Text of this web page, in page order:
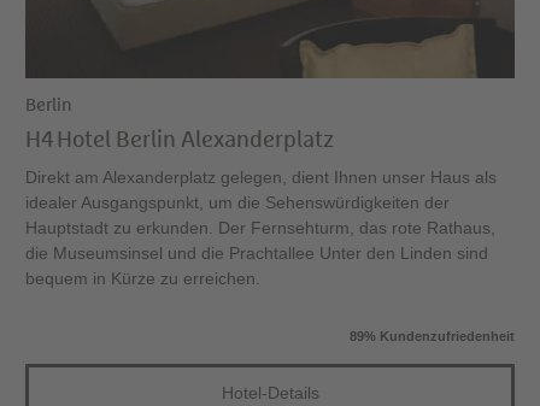
Berlin
H4 Hotel Berlin Alexanderplatz
Direkt am Alexanderplatz gelegen, dient Ihnen unser Haus als
idealer Ausgangspunkt, um die Sehenswürdigkeiten der
Hauptstadt zu erkunden. Der Fernsehturm, das rote Rathaus,
die Museumsinsel und die Prachtallee Unter den Linden sind
bequem in Kürze zu erreichen.
89% Kundenzufriedenheit
Hotel-Details